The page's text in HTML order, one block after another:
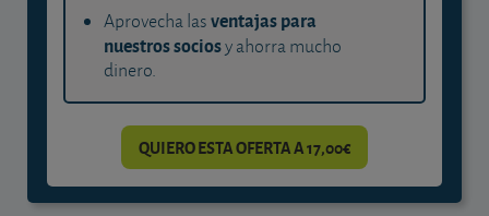
Aprovecha lasventajas para
nuestros sociosy ahorra mucho
dinero.
QUIERO ESTA OFERTA A 17,00€